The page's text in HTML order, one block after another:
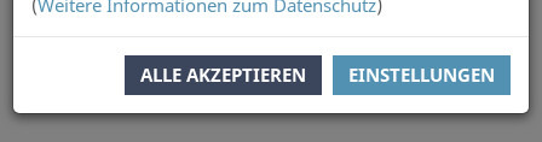
(Weitere Informationen zum Datenschutz)
ALLE AKZEPTIEREN EINSTELLUNGEN
Sie sind hier:
ZUR ÜBERSICHT